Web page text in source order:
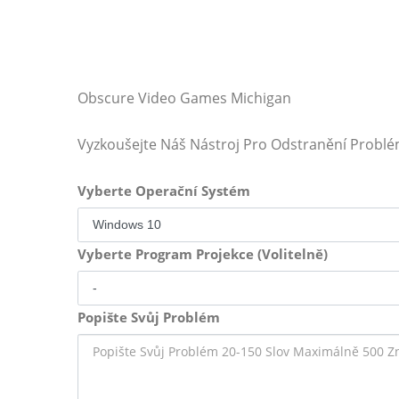
Obscure Video Games Michigan
Vyzkoušejte Náš Nástroj Pro Odstranění
Vyberte Operační Systém
Vyberte Program Projekce (Volitelně)
Popište Svůj Problém